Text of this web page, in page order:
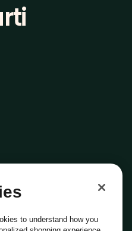
to understand how you